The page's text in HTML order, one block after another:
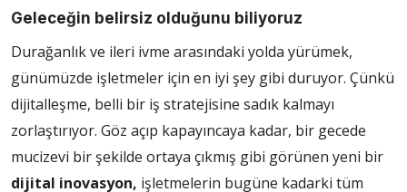
Geleceğin belirsiz olduğunu biliyoruz
Durağanlık ve ileri ivme arasındaki yolda yürümek,
günümüzde işletmeler için en iyi şey gibi duruyor. Çünkü
dijitalleşme, belli bir iş stratejisine sadık kalmayı
zorlaştırıyor. Göz açıp kapayıncaya kadar, bir gecede
mucizevi bir şekilde ortaya çıkmış gibi görünen yeni bir
dijital inovasyon, işletmelerin bugüne kadarki tüm